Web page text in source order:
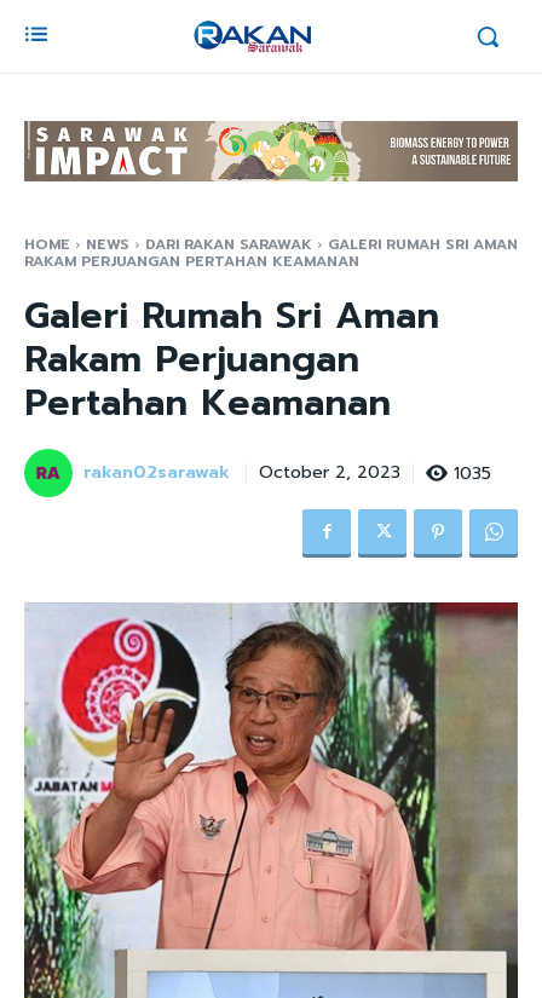
HOME NEWS DARI RAKAN SARAWAK GALERI RUMAH SRI AMAN
RAKAM PERJUANGAN PERTAHAN KEAMANAN
Galeri Rumah Sri Aman
Rakam Perjuangan
Pertahan Keamanan
rakan02sarawak October 2, 2023 1035